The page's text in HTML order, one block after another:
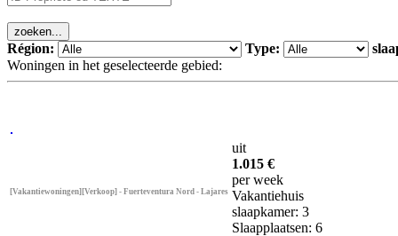
Région: Type:
Woningen in het geselecteerde gebied:
[Vakantiewoningen][Verkoop] - Fuerteventura Nord - Lajares
uit
1.015 €
per week
Vakantiehuis
slaapkamer: 3
Slaapplaatsen: 6